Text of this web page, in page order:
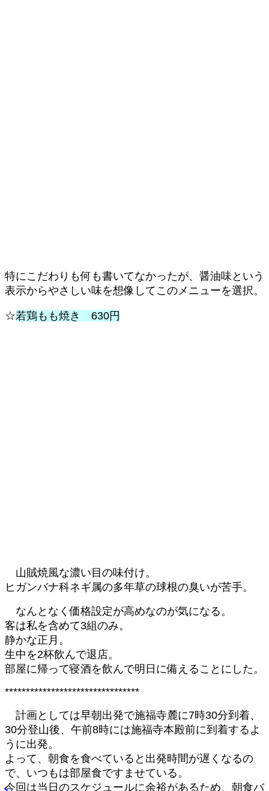
特にこだわりも何も書いてなかったが、醤油味という
表示からやさしい味を想像してこのメニューを選択。
☆若鶏もも焼き 630円
山賊焼風な濃い目の味付け。
ヒガンバナ科ネギ属の多年草の球根の臭いが苦手。
なんとなく価格設定が高めなのが気になる。
客は私を含めて3組のみ。
静かな正月。
生中を2杯飲んで退店。
部屋に帰って寝酒を飲んで明日に備えることにした。
********************************
計画としては早朝出発で施福寺麓に7時30分到着、
30分登山後、午前8時には施福寺本殿前に到着するよ
うに出発。
よって、朝食を食べていると出発時間が遅くなるの
で、いつもは部屋食ですませている。
今回は当日のスケジュールに余裕があるため、朝食バ